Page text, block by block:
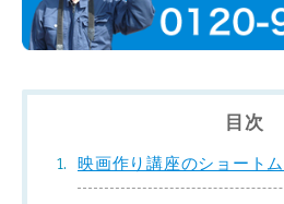
目次
映画作り講座のショート